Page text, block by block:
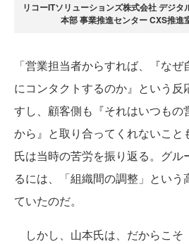
リコーITソリューションズ株式会社 デジ
本部 事業推進センター CXS推進
「営業担当者からすれば、『な
にコンタクトするのか』という反
すし、顧客側も『それはいつもの
から』と取り合ってくれないこと
氏は当時の苦労を振り返る。グ
るには、「組織間の調整」という
ていたのだ。
しかし、山本氏は、だからこそ